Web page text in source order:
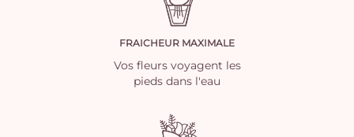
FRAICHEUR MAXIMALE
Vos fleurs voyagent les
pieds dans l'eau